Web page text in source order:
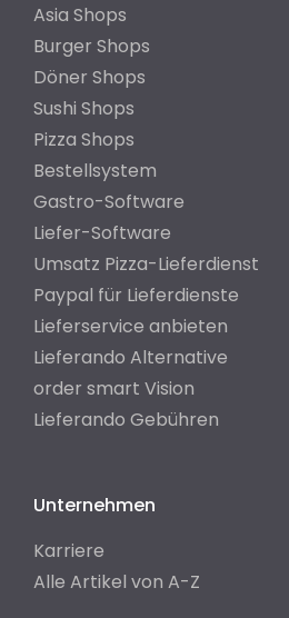
Asia Shops
Burger Shops
Döner Shops
Sushi Shops
Pizza Shops
Bestellsystem
Gastro-Software
Liefer-Software
Umsatz Pizza-Lieferdienst
Paypal für Lieferdienste
Lieferservice anbieten
Lieferando Alternative
order smart Vision
Lieferando Gebühren
Unternehmen
Karriere
Alle Artikel von A-Z